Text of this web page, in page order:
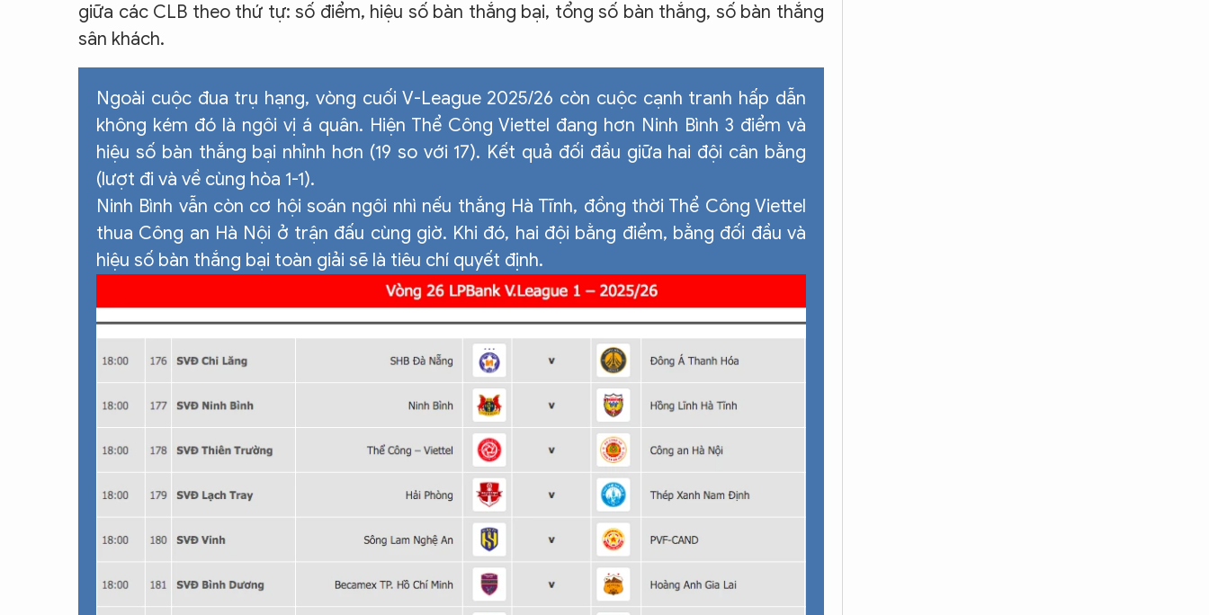
giữa các CLB theo thứ tự: số điểm, hiệu số bàn thắng bại, tổng số bàn thắng, số bàn thắng
sân khách.
Ngoài cuộc đua trụ hạng, vòng cuối V-League 2025/26 còn cuộc cạnh tranh hấp dẫn
không kém đó là ngôi vị á quân. Hiện Thể Công Viettel đang hơn Ninh Bình 3 điểm và
hiệu số bàn thắng bại nhỉnh hơn (19 so với 17). Kết quả đối đầu giữa hai đội cân bằng
(lượt đi và về cùng hòa 1-1).
Ninh Bình vẫn còn cơ hội soán ngôi nhì nếu thắng Hà Tĩnh, đồng thời Thể Công Viettel
thua Công an Hà Nội ở trận đấu cùng giờ. Khi đó, hai đội bằng điểm, bằng đối đầu và
hiệu số bàn thắng bại toàn giải sẽ là tiêu chí quyết định.